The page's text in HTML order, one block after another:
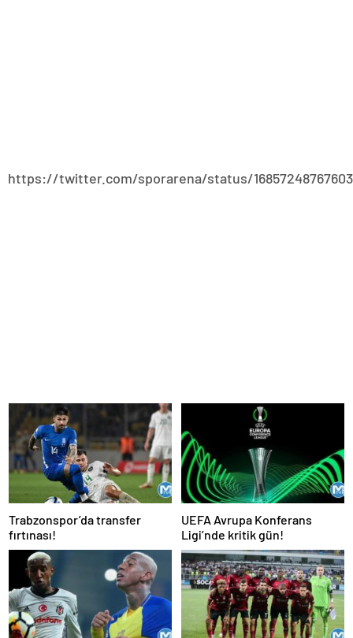
https://twitter.com/sporarena/status/
Trabzonspor’da transfer
fırtınası!
UEFA Avrupa Konferans
Ligi’nde kritik gün!